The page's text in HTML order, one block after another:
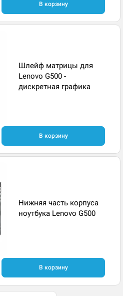
В корзину
Шлейф матрицы для
Lenovo G500 -
дискретная графика
В корзину
Нижняя часть корпуса
ноутбука Lenovo G500
В корзину